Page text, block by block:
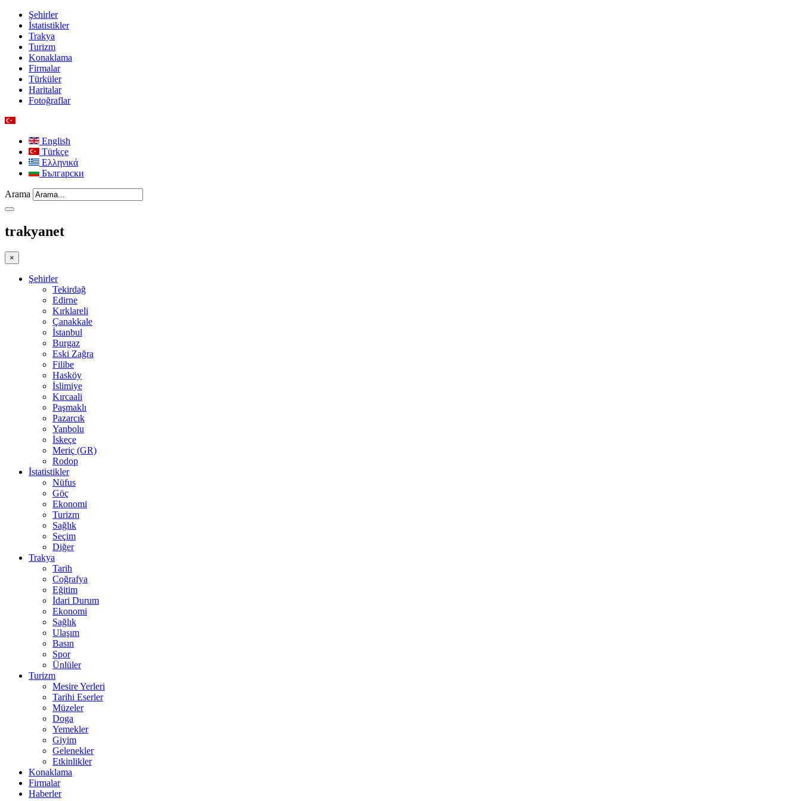
Şehirler
İstatistikler
Trakya
Turizm
Konaklama
Firmalar
Türküler
Haritalar
Fotoğraflar
English
Türkçe
Ελληνικά
Български
Arama
trakyanet
×
Şehirler
Tekirdağ
Edirne
Kırklareli
Çanakkale
İstanbul
Burgaz
Eski Zağra
Filibe
Hasköy
İslimiye
Kırcaali
Paşmaklı
Pazarcık
Yanbolu
İskeçe
Meriç (GR)
Rodop
İstatistikler
Nüfus
Göç
Ekonomi
Turizm
Sağlık
Seçim
Diğer
Trakya
Tarih
Coğrafya
Eğitim
İdari Durum
Ekonomi
Sağlık
Ulaşım
Basın
Spor
Ünlüler
Turizm
Mesire Yerleri
Tarihi Eserler
Müzeler
Doga
Yemekler
Giyim
Gelenekler
Etkinlikler
Konaklama
Firmalar
Haberler